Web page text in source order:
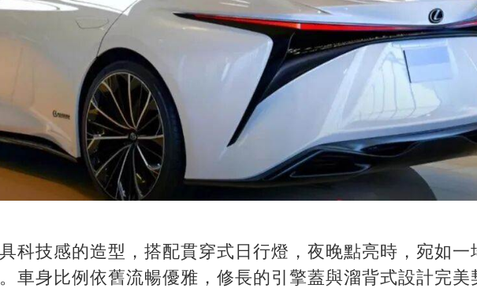
科技感的造型，搭配貫穿式日行燈，夜晚點亮時，宛如一
車身比例依舊流暢優雅，修長的引擎蓋與溜背式設計完美